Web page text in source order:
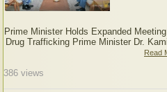
Prime Minister Holds Expanded
Drug Trafficking Prime Minister Dr.
Read
386 views